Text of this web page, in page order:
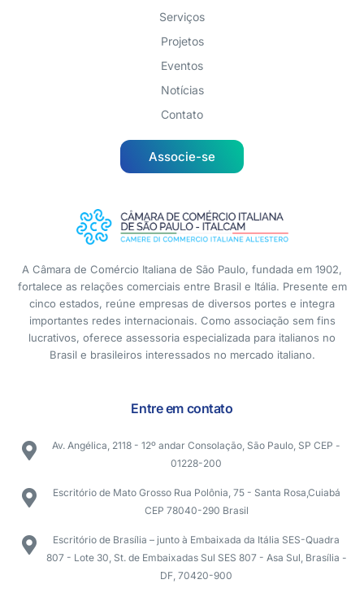
Serviços
Projetos
Eventos
Notícias
Contato
Associe-se
A Câmara de Comércio Italiana de São Paulo, fundada em 1902,
fortalece as relações comerciais entre Brasil e Itália. Presente em
cinco estados, reúne empresas de diversos portes e integra
importantes redes internacionais. Como associação sem fins
lucrativos, oferece assessoria especializada para italianos no
Brasil e brasileiros interessados no mercado italiano.
Entre em contato
Av. Angélica, 2118 - 12º andar Consolação, São Paulo, SP CEP -
01228-200
Escritório de Mato Grosso Rua Polônia, 75 - Santa Rosa,Cuiabá
CEP 78040-290 Brasil
Escritório de Brasília – junto à Embaixada da Itália SES-Quadra
807 - Lote 30, St. de Embaixadas Sul SES 807 - Asa Sul, Brasília -
DF, 70420-900